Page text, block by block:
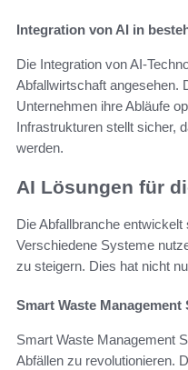
Integration von AI in
Die Integration von AI-
Abfallwirtschaft angesehen.
Unternehmen ihre Abläufe
Infrastrukturen stellt sicher,
werden.
AI Lösungen für
Die Abfallbranche
Verschiedene Systeme
zu steigern. Dies hat nicht
Smart Waste Management
Smart Waste Management
Abfällen zu revolutionieren.